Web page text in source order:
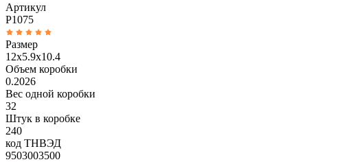
Артикул
P1075
Размер
12x5.9x10.4
Объем коробки
0.2026
Вес одной коробки
32
Штук в коробке
240
код ТНВЭД
9503003500